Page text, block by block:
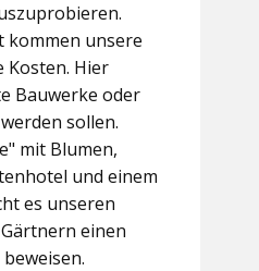
kommen unsere
Kosten. Hier
Bauwerke oder
sollen.
mit Blumen,
und einem
es unseren
einen